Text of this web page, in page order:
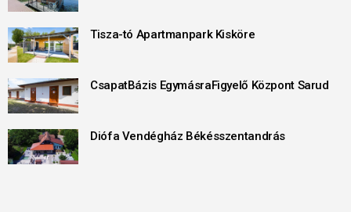
Tisza-tó Apartmanpark Kisköre
CsapatBázis EgymásraFigyelő Központ Sarud
Diófa Vendégház Békésszentandrás